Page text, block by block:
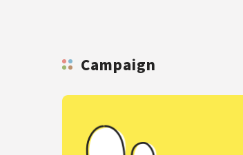
Campaign